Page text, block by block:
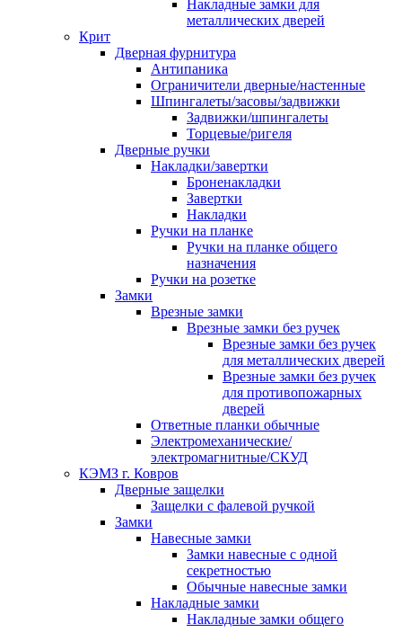
Накладные замки для
металлических дверей
Крит
Дверная фурнитура
Антипаника
Ограничители дверные/настенные
Шпингалеты/засовы/задвижки
Задвижки/шпингалеты
Торцевые/ригеля
Дверные ручки
Накладки/завертки
Броненакладки
Завертки
Накладки
Ручки на планке
Ручки на планке общего
назначения
Ручки на розетке
Замки
Врезные замки
Врезные замки без ручек
Врезные замки без ручек
для металлических дверей
Врезные замки без ручек
для противопожарных
дверей
Ответные планки обычные
Электромеханические/
электромагнитные/СКУД
КЭМЗ г. Ковров
Дверные защелки
Защелки с фалевой ручкой
Замки
Навесные замки
Замки навесные с одной
секретностью
Обычные навесные замки
Накладные замки
Накладные замки общего